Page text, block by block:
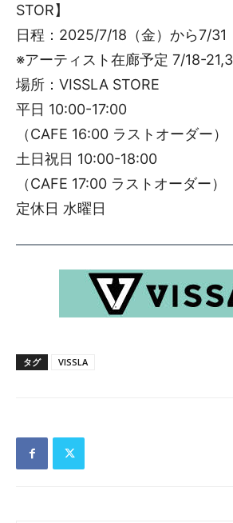
STOR】
日程：2025/7/18（金）から7/31
※アーティスト在廊予定 7/18-
場所：VISSLA STORE
平日 10:00-17:00
（CAFE 16:00 ラストオーダー）
土日祝日 10:00-18:00
（CAFE 17:00 ラストオーダー）
定休日 水曜日
タグ VISSLA